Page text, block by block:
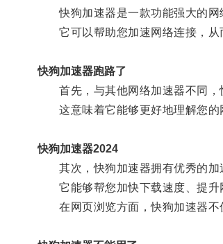
快狗加速器是一款功能强大的网
它可以帮助您加速网络连接，从
快狗加速器跑路了
首先，与其他网络加速器不同，
这意味着它能够更好地理解您的
快狗加速器2024
其次，快狗加速器拥有优秀的加
它能够帮您加快下载速度、提升
在网页浏览方面，快狗加速器不